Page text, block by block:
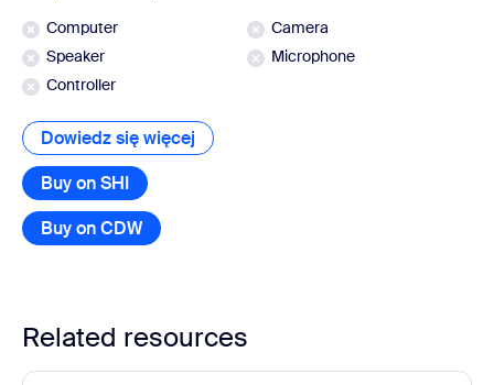
Computer
Camera
Speaker
Microphone
Controller
Dowiedz się więcej Dowiedz się więcej
Buy on SHI
Buy on CDW
Related resources